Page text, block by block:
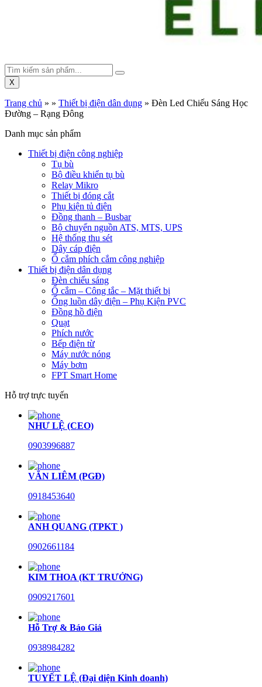
X
Trang chủ » » Thiết bị điện dân dụng » Đèn Led Chiếu Sáng Học
Đường – Rạng Đông
Danh mục sản phẩm
Thiết bị điện công nghiệp
Tụ bù
Bộ điều khiển tụ bù
Relay Mikro
Thiết bị đóng cắt
Phụ kiện tủ điện
Đồng thanh – Busbar
Bộ chuyển nguồn ATS, MTS, UPS
Hệ thống thu sét
Dây cáp điện
Ổ cắm phích cắm công nghiệp
Thiết bị điện dân dụng
Đèn chiếu sáng
Ổ cắm – Công tắc – Mặt thiết bị
Ống luồn dây điện – Phụ Kiện PVC
Đồng hồ điện
Quạt
Phích nước
Bếp điện từ
Máy nước nóng
Máy bơm
FPT Smart Home
Hỗ trợ trực tuyến
NHƯ LỆ (CEO)
0903996887
VĂN LIÊM (PGĐ)
0918453640
ANH QUANG (TPKT )
0902661184
KIM THOA (KT TRƯỞNG)
0909217601
Hỗ Trợ & Báo Giá
0938984282
TUYẾT LỆ (Đại diện Kinh doanh)